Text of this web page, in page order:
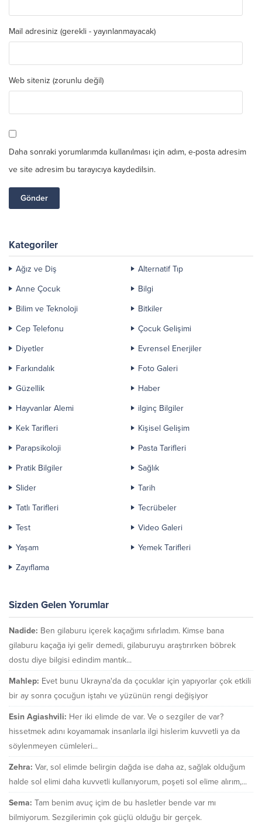
Mail adresiniz (gerekli - yayınlanmayacak)
Web siteniz (zorunlu değil)
Daha sonraki yorumlarımda kullanılması için adım, e-posta adresim
ve site adresim bu tarayıcıya kaydedilsin.
Kategoriler
Ağız ve Diş
Alternatif Tıp
Anne Çocuk
Bilgi
Bilim ve Teknoloji
Bitkiler
Cep Telefonu
Çocuk Gelişimi
Diyetler
Evrensel Enerjiler
Farkındalık
Foto Galeri
Güzellik
Haber
Hayvanlar Alemi
ilginç Bilgiler
Kek Tarifleri
Kişisel Gelişim
Parapsikoloji
Pasta Tarifleri
Pratik Bilgiler
Sağlık
Slider
Tarih
Tatlı Tarifleri
Tecrübeler
Test
Video Galeri
Yaşam
Yemek Tarifleri
Zayıflama
Sizden Gelen Yorumlar
Nadide: Ben gilaburu içerek kaçağımı sıfırladım. Kimse bana
gilaburu kaçağa iyi gelir demedi, gilaburuyu araştırırken böbrek
dostu diye bilgisi edindim mantık...
Mahlep: Evet bunu Ukrayna'da da çocuklar için yapıyorlar çok etkili
bir ay sonra çocuğun iştahı ve yüzünün rengi değişiyor
Esin Agiashvili: Her iki elimde de var. Ve o sezgiler de var?
hissetmek adını koyamamak insanlarla ilgi hislerim kuvvetli ya da
söylenmeyen cümleleri...
Zehra: Var, sol elimde belirgin dağda ise daha az, sağlak olduğum
halde sol elimi daha kuvvetli kullanıyorum, poşeti sol elime alırım,...
Sema: Tam benim avuç içim de bu hasletler bende var mı
bilmiyorum. Sezgilerimin çok güçlü olduğu bir gerçek.